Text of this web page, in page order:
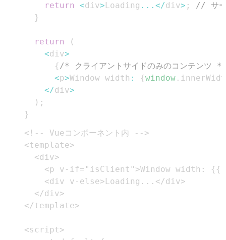
return
<div>Loading ... </div> ;
// サー
}
return
(
<div>
{/* クライアントサイドのみのコンテンツ
<p>Window width : {window .
</div>
) ;
}